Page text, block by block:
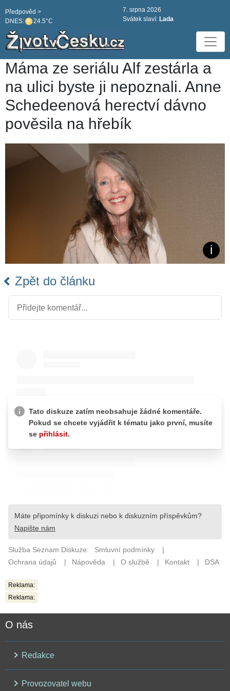
DNES: 24.5°C
Předpověd >
7. srpna 2026
Svátek slaví: Lada
Máma ze seriálu Alf zestárla a
na ulici byste ji nepoznali. Anne
Schedeenová herectví dávno
pověsila na hřebík
Zpět do článku
Reklama:
Reklama:
O nás
Redakce
Provozovatel webu